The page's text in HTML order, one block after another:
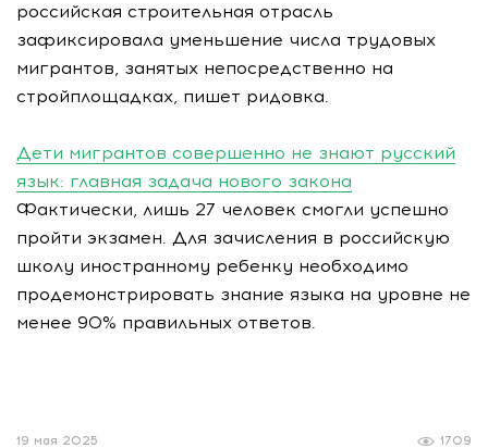
российская строительная отрасль
зафиксировала уменьшение числа трудовых
мигрантов, занятых непосредственно на
стройплощадках, пишет ридовка.
Дети мигрантов совершенно не знают русский
язык: главная задача нового закона
Фактически, лишь 27 человек смогли успешно
пройти экзамен. Для зачисления в российскую
школу иностранному ребенку необходимо
продемонстрировать знание языка на уровне не
менее 90% правильных ответов.
1709
19 мая 2025